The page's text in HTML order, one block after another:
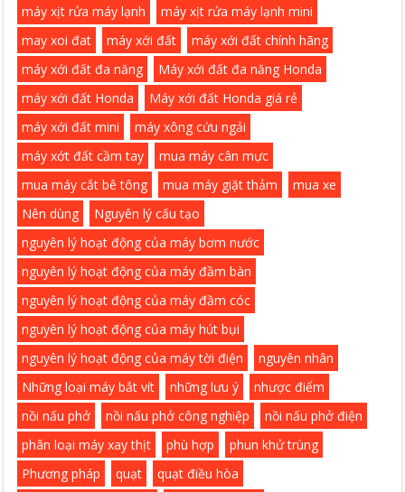
máy xịt rửa máy lạnh
máy xịt rửa máy lạnh mini
may xoi đat
máy xới đất
máy xới đất chính hãng
máy xới đất đa năng
Máy xới đất đa năng Honda
máy xới đất Honda
Máy xới đất Honda giá rẻ
máy xới đất mini
máy xông cứu ngải
máy xớt đất cầm tay
mua máy cân mực
mua máy cắt bê tông
mua máy giặt thảm
mua xe
Nên dùng
Nguyên lý cấu tạo
nguyên lý hoạt động của máy bơm nước
nguyên lý hoạt động của máy đầm bàn
nguyên lý hoạt động của máy đầm cóc
nguyên lý hoạt động của máy hút bụi
nguyên lý hoạt động của máy tời điện
nguyên nhân
Những loại máy bắt vít
những lưu ý
nhược điểm
nồi nấu phở
nồi nấu phở công nghiệp
nồi nấu phở điện
phân loại máy xay thịt
phù hợp
phun khử trùng
Phương pháp
quạt quạt điều hòa